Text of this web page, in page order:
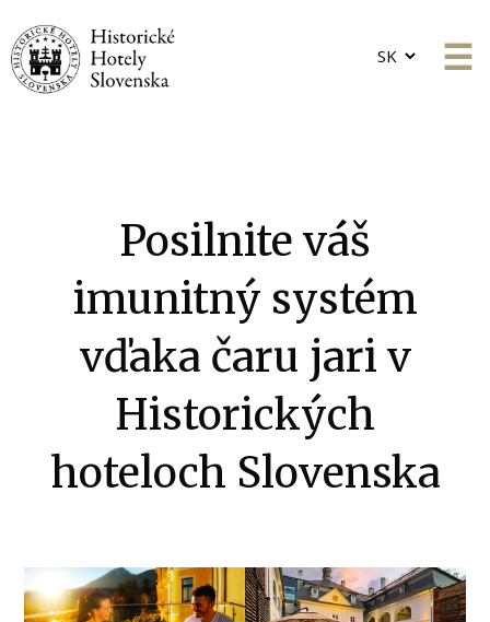
Choose
Posilnite váš
imunitný systém
vďaka čaru jari v
Historických
hoteloch Slovenska